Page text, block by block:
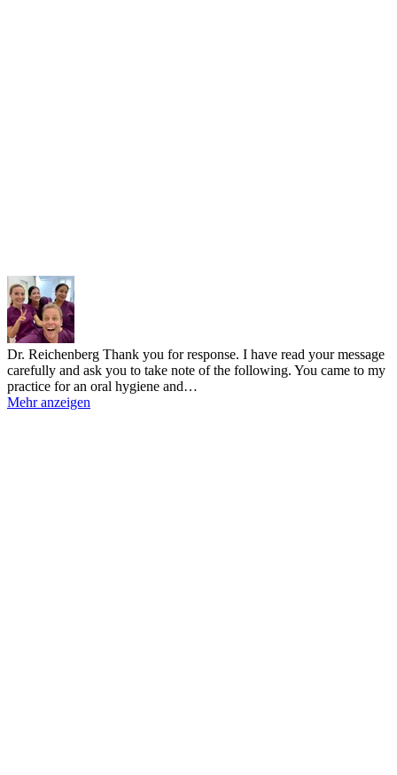
Dr. Reichenberg Thank you for response. I have read your message
carefully and ask you to take note of the following. You came to my
practice for an oral hygiene and…
Mehr anzeigen